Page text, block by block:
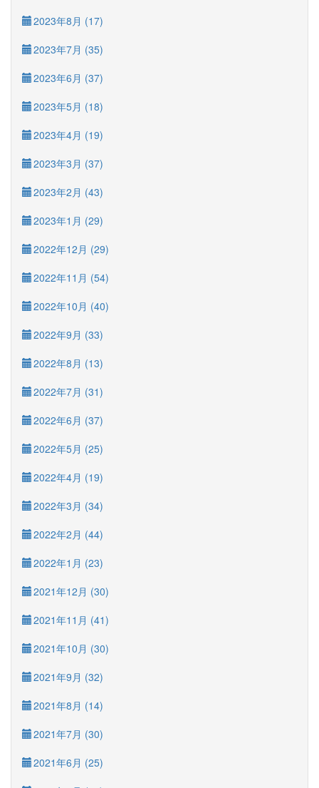
2023年8月 (17)
2023年7月 (35)
2023年6月 (37)
2023年5月 (18)
2023年4月 (19)
2023年3月 (37)
2023年2月 (43)
2023年1月 (29)
2022年12月 (29)
2022年11月 (54)
2022年10月 (40)
2022年9月 (33)
2022年8月 (13)
2022年7月 (31)
2022年6月 (37)
2022年5月 (25)
2022年4月 (19)
2022年3月 (34)
2022年2月 (44)
2022年1月 (23)
2021年12月 (30)
2021年11月 (41)
2021年10月 (30)
2021年9月 (32)
2021年8月 (14)
2021年7月 (30)
2021年6月 (25)